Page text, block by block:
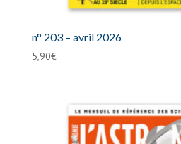
n° 203 – avril 2026
5,90€